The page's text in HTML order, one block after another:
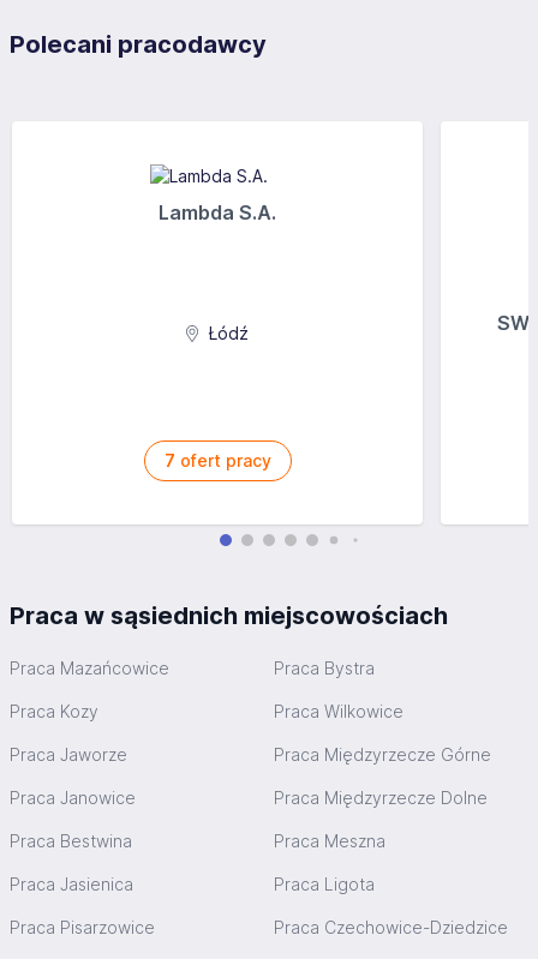
Polecani pracodawcy
Lambda S.A.
Łódź
7 ofert pracy
Praca w sąsiednich miejscowościach
Praca Mazańcowice Praca Bystra
Praca Kozy Praca Wilkowice
Praca Jaworze Praca Międzyrzecze Górne
Praca Janowice Praca Międzyrzecze Dolne
Praca Bestwina Praca Meszna
Praca Jasienica Praca Ligota
Praca Pisarzowice Praca Czechowice-Dziedzice